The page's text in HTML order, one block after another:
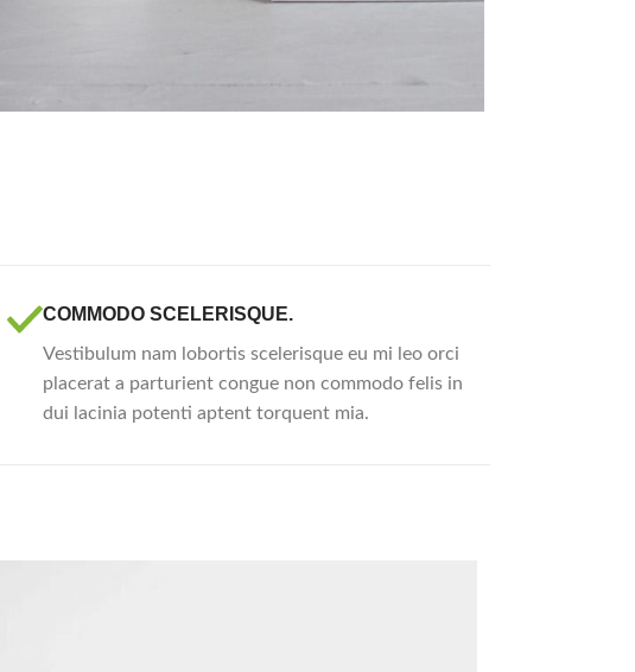
COMMODO SCELERISQUE.
Vestibulum nam lobortis scelerisque eu mi leo orci
placerat a parturient congue non commodo felis in
dui lacinia potenti aptent torquent mia.